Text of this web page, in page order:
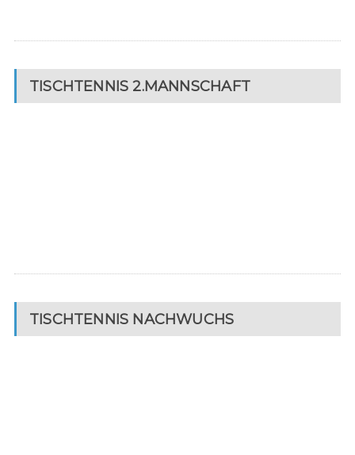
TISCHTENNIS 2.MANNSCHAFT
TISCHTENNIS NACHWUCHS